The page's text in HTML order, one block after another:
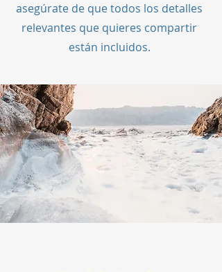
asegúrate de que todos los detalles
relevantes que quieres compartir
están incluidos.